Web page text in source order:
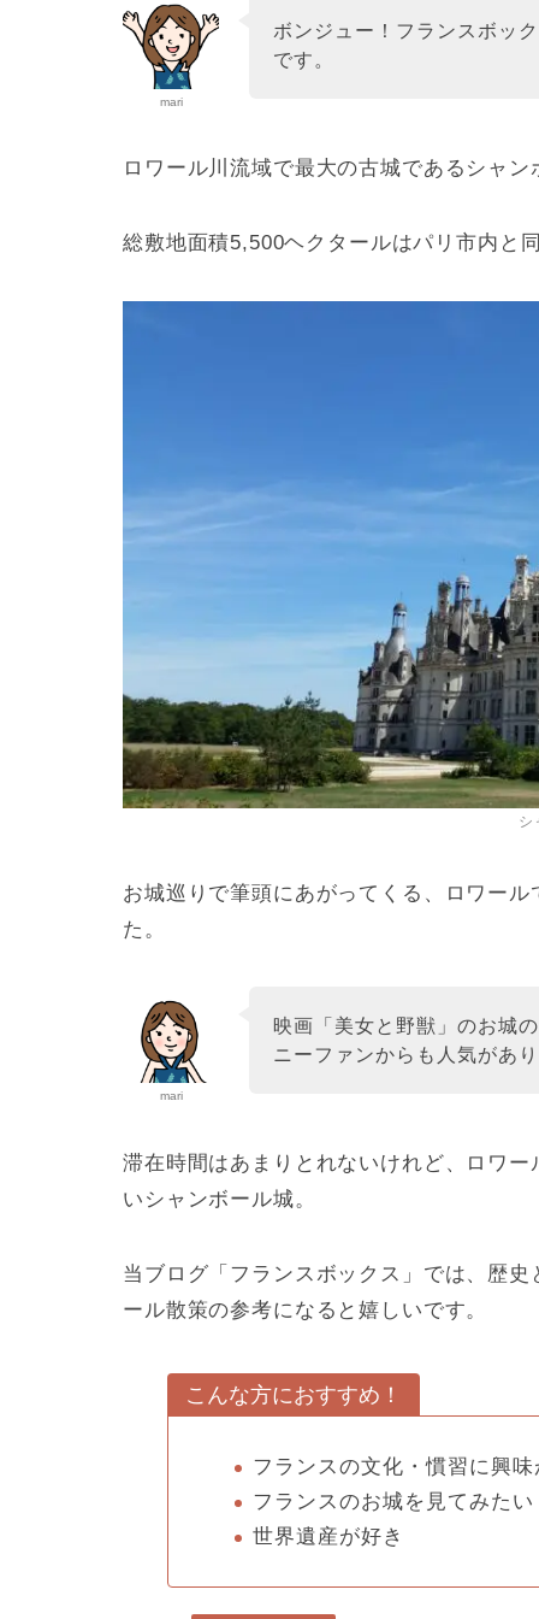
mari
ボンジュー！フランスボッ
です。
ロワール川流域で最大の古城であるシャン
総敷地面積5,500ヘクタールはパリ市内と
シ
お城巡りで筆頭にあがってくる、ロワー
た。
mari
映画「美女と野獣」のお城
ニーファンからも人気があり
滞在時間はあまりとれないけれど、ロワ
いシャンボール城。
当ブログ「フランスボックス」では、歴
ール散策の参考になると嬉しいです。
こんな方におすすめ！
フランスの文化・慣習に興味
フランスのお城を見てみたい
世界遺産が好き